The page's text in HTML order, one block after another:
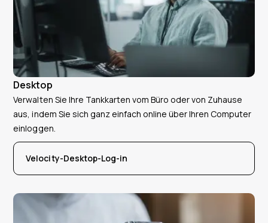
Desktop
Verwalten Sie Ihre Tankkarten vom Büro oder von Zuhause
aus, indem Sie sich ganz einfach online über Ihren Computer
einloggen.
Velocity-Desktop-Log-in